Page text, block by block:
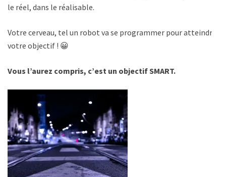
le réel, dans le réalisable.
Votre cerveau, tel un robot va se programmer pour atteindre
votre objectif ! 😀
Vous l’aurez compris, c’est un objectif SMART.